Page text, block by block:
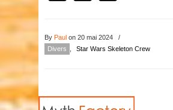
By Paul on 20 mai 2024
/
Divers
Star Wars Skeleton Crew